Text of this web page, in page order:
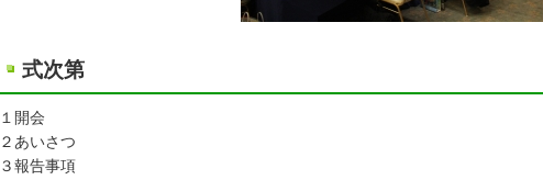
式次第
１開会
２あいさつ
３報告事項